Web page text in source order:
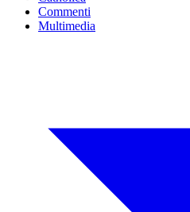
Commenti
Multimedia